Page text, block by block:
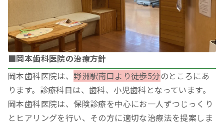
■岡本歯科医院の治療方針
岡本歯科医院は、野洲駅南口より徒歩5分のところにあ
ります。診療科目は、歯科、小児歯科となっています。
岡本歯科医院は、保険診療を中心にお一人ずつじっくり
とヒアリングを行い、その方に適切な治療法を提案しま